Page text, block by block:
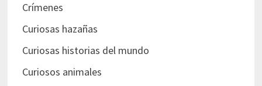
Crímenes
Curiosas hazañas
Curiosas historias del mundo
Curiosos animales